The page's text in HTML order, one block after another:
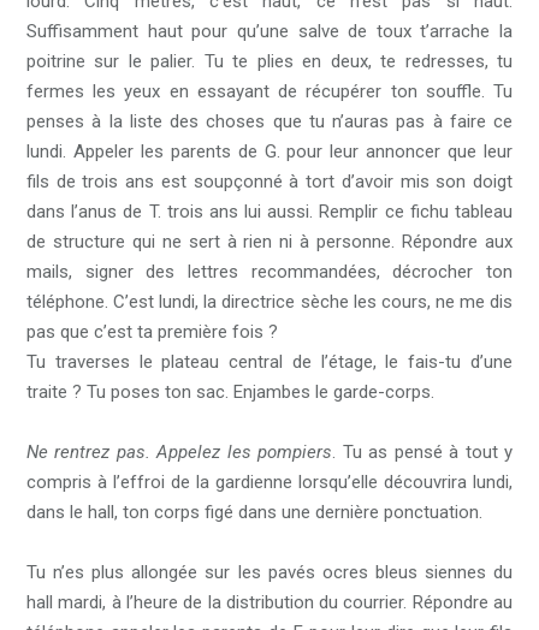
Suffisamment haut pour qu’une salve de toux t’arrache la
poitrine sur le palier. Tu te plies en deux, te redresses, tu
fermes les yeux en essayant de récupérer ton souffle. Tu
penses à la liste des choses que tu n’auras pas à faire ce
lundi. Appeler les parents de G. pour leur annoncer que leur
fils de trois ans est soupçonné à tort d’avoir mis son doigt
dans l’anus de T. trois ans lui aussi. Remplir ce fichu tableau
de structure qui ne sert à rien ni à personne. Répondre aux
mails, signer des lettres recommandées, décrocher ton
téléphone. C’est lundi, la directrice sèche les cours, ne me dis
pas que c’est ta première fois ?
Tu traverses le plateau central de l’étage, le fais-tu d’une
traite ? Tu poses ton sac. Enjambes le garde-corps.
Ne rentrez pas. Appelez les pompiers. Tu as pensé à tout y
compris à l’effroi de la gardienne lorsqu’elle découvrira lundi,
dans le hall, ton corps figé dans une dernière ponctuation.
Tu n’es plus allongée sur les pavés ocres bleus siennes du
hall mardi, à l’heure de la distribution du courrier. Répondre au